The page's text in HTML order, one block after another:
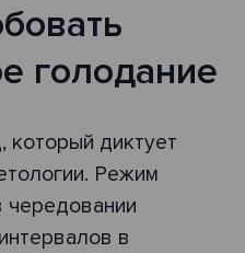
голодание
который диктует
Режим
чередовании
в